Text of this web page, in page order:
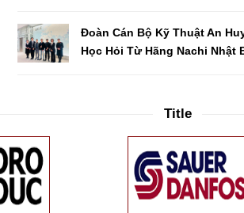
Đoàn Cán Bộ Kỹ Thuật An
Học Hỏi Từ Hãng Nachi Nhật
Title